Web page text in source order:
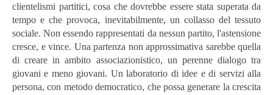
clientelismi partitici, cosa che dovrebbe essere stata superata da
tempo e che provoca, inevitabilmente, un collasso del tessuto
sociale. Non essendo rappresentati da nessun partito, l'astensione
cresce, e vince. Una partenza non approssimativa sarebbe quella
di creare in ambito associazionistico, un perenne dialogo tra
giovani e meno giovani. Un laboratorio di idee e di servizi alla
persona, con metodo democratico, che possa generare la crescita